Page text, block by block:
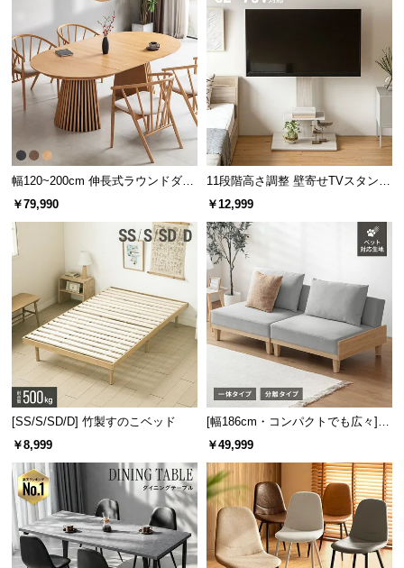
ル
つ
い
保
証
に
会
員
規
に
つ
い
て
客
幅120~200cm 伸長式ラウンドダイ
ニングテーブル 6人掛け 天然木突
￥79,990
11段階高さ調整 壁寄せTVスタンド
キャスター付き 上下左右角度調節
￥12,999
[SS/S/SD/D] 竹製すのこベッド
￥8,999
[幅186cm・コンパクトでも広々] 3
人掛けソファベッド リクライニン
￥49,999